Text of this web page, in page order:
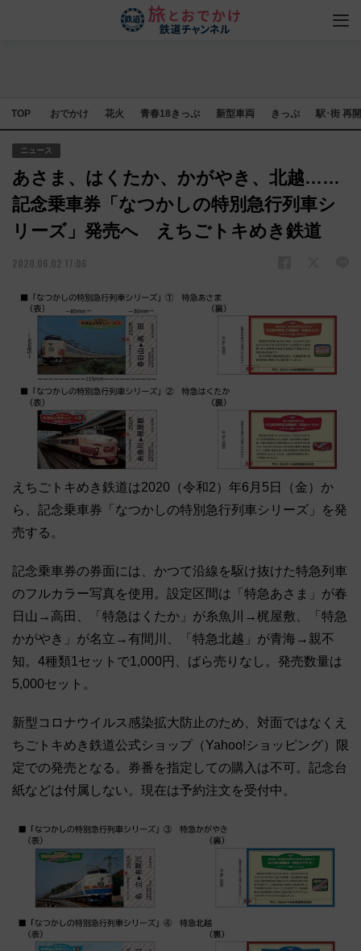
TOP おでかけ 花火 青春18きっぷ 新型車両 きっぷ 駅･街 再
ニュース
あさま、はくたか、かがやき、北越……
記念乗車券「なつかしの特別急行列車シ
リーズ」発売へ えちごトキめき鉄道
2020.06.02 17:06
えちごトキめき鉄道は2020（令和2）年6月5日（金）か
ら、記念乗車券「なつかしの特別急行列車シリーズ」を発
売する。
記念乗車券の券面には、かつて沿線を駆け抜けた特急列車
のフルカラー写真を使用。設定区間は「特急あさま」が春
日山→高田、「特急はくたか」が糸魚川→梶屋敷、「特急
かがやき」が名立→有間川、「特急北越」が青海→親不
知。4種類1セットで1,000円、ばら売りなし。発売数量は
5,000セット。
新型コロナウイルス感染拡大防止のため、対面ではなくえ
ちごトキめき鉄道公式ショップ（Yahoo!ショッピング）限
定での発売となる。券番を指定しての購入は不可。記念台
紙などは付属しない。現在は予約注文を受付中。